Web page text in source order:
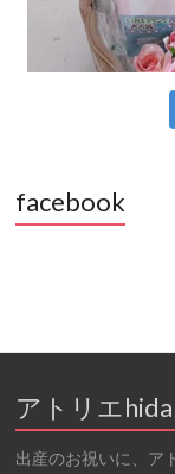
facebook
アトリエ
出産のお祝いに、ア